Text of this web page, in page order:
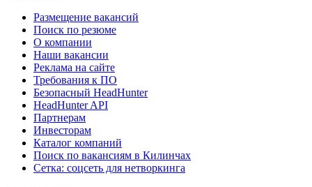
Размещение вакансий
Поиск по резюме
О компании
Наши вакансии
Реклама на сайте
Требования к ПО
Безопасный HeadHunter
HeadHunter API
Партнерам
Инвесторам
Каталог компаний
Поиск по вакансиям в Килинчах
Сетка: соцсеть для нетворкинга